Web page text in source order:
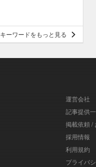
キーワードをもっと見る
運営会社
記事提供
掲載依頼 /
採用情報
利用規約
プライバ